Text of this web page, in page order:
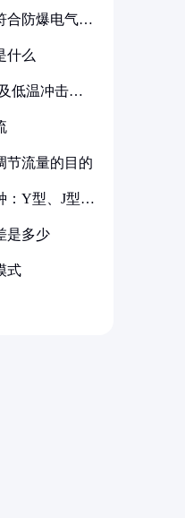
合防爆电气设
什么
低温冲击要
节流量的目的
：Y型、J型、
是多少
式